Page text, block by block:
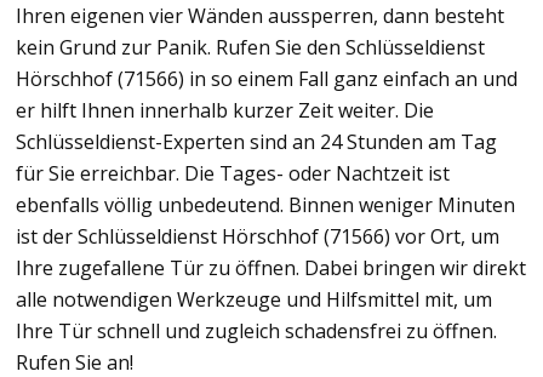
Ihren eigenen vier Wänden aussperren, dann besteht
kein Grund zur Panik. Rufen Sie den Schlüsseldienst
Hörschhof (71566) in so einem Fall ganz einfach an und
er hilft Ihnen innerhalb kurzer Zeit weiter. Die
Schlüsseldienst-Experten sind an 24 Stunden am Tag
für Sie erreichbar. Die Tages- oder Nachtzeit ist
ebenfalls völlig unbedeutend. Binnen weniger Minuten
ist der Schlüsseldienst Hörschhof (71566) vor Ort, um
Ihre zugefallene Tür zu öffnen. Dabei bringen wir direkt
alle notwendigen Werkzeuge und Hilfsmittel mit, um
Ihre Tür schnell und zugleich schadensfrei zu öffnen.
Rufen Sie an!